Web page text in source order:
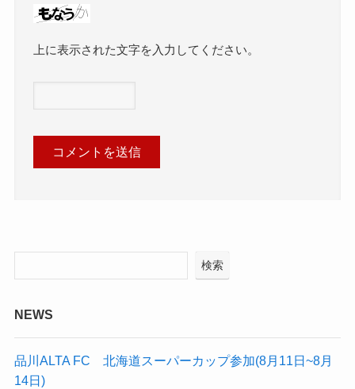
上に表示された文字を入力してください。
検索
NEWS
品川ALTA FC 北海道スーパーカップ参加(8月11日~8月
14日)